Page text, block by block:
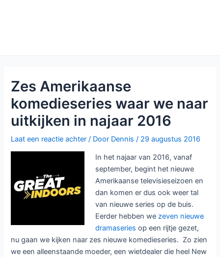
Zes Amerikaanse
komedieseries waar we naar
uitkijken in najaar 2016
Laat een reactie achter / Door Dennis/ 29 augustus 2016
In het najaar van 2016, vanaf
september, begint het nieuwe
Amerikaanse televisieseizoen en
dan komen er dus ook weer tal
van nieuwe series op de buis.
Eerder hebben wezeven nieuwe
dramaseries op een rijtje gezet,
nu gaan we kijken naar zes nieuwe komedieseries. Zo zien
we een alleenstaande moeder, een wietdealer die heel New